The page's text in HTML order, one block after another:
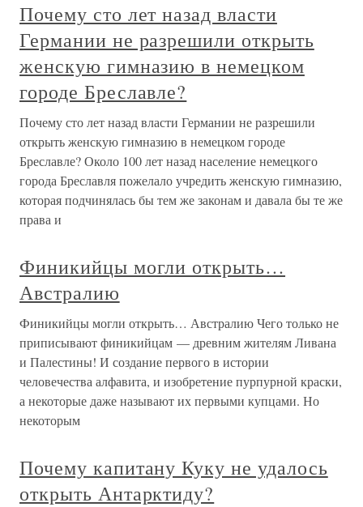
Почему сто лет назад власти
Германии не разрешили открыть
женскую гимназию в немецком
городе Бреславле?
Почему сто лет назад власти Германии не разрешили
открыть женскую гимназию в немецком городе
Бреславле? Около 100 лет назад население немецкого
города Бреславля пожелало учредить женскую гимназию,
которая подчинялась бы тем же законам и давала бы те же
права и
Финикийцы могли открыть…
Австралию
Финикийцы могли открыть… Австралию Чего только не
приписывают финикийцам — древним жителям Ливана
и Палестины! И создание первого в истории
человечества алфавита, и изобретение пурпурной краски,
а некоторые даже называют их первыми купцами. Но
некоторым
Почему капитану Куку не удалось
открыть Антарктиду?